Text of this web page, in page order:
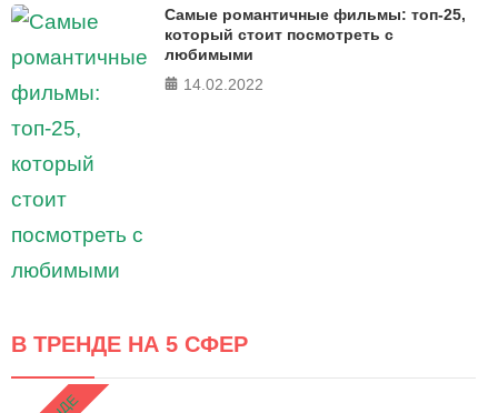
Самые романтичные фильмы: топ-25,
который стоит посмотреть с
любимыми
14.02.2022
В ТРЕНДЕ НА 5 СФЕР